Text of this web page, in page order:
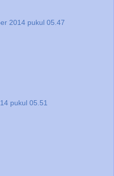
2014 pukul 05.47
pukul 05.51